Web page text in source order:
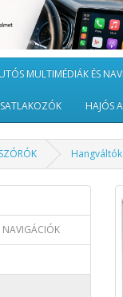
MULTIMÉDIÁK ÉS
HAJÓS
Hangváltók
NAVIGÁCIÓK